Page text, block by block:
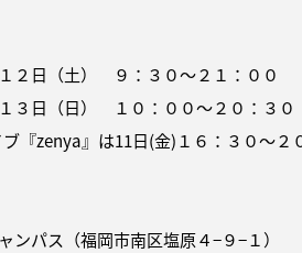
２日（土） ９：３０〜２１：００
３日（日） １０：００〜２０：３０
『zenya』は11日(金)１６：３０〜２
ンパス（福岡市南区塩原４−９−１）